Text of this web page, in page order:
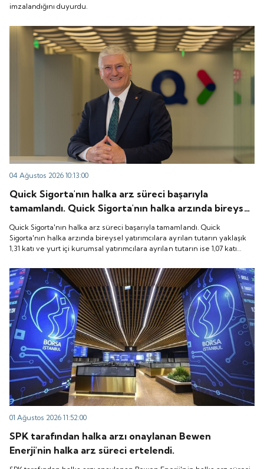
imzalandığını duyurdu.
04 Ağustos 2026 10:13:00
Quick Sigorta'nın halka arz süreci başarıyla
tamamlandı. Quick Sigorta'nın halka arzında bireysel
yatırımcılara ayrılan tutarın yaklaşık 1,31 katı ve yurt
içi kurumsal yatırımcılara ayrılan tutarın ise 1,07 katı
talep geldi. Quick Sigorta, 6 Ağustos 2026 tarihinde
görmeye başlayacak.
Quick Sigorta'nın halka arz süreci başarıyla tamamlandı. Quick
Sigorta'nın halka arzında bireysel yatırımcılara ayrılan tutarın yaklaşık
1,31 katı ve yurt içi kurumsal yatırımcılara ayrılan tutarın ise 1,07 katı
koduyla Borsa İstanbul'da işlem görmeye başlayacak.
01 Ağustos 2026 11:52:00
SPK tarafından halka arzı onaylanan Bewen
Enerji'nin halka arz süreci ertelendi.